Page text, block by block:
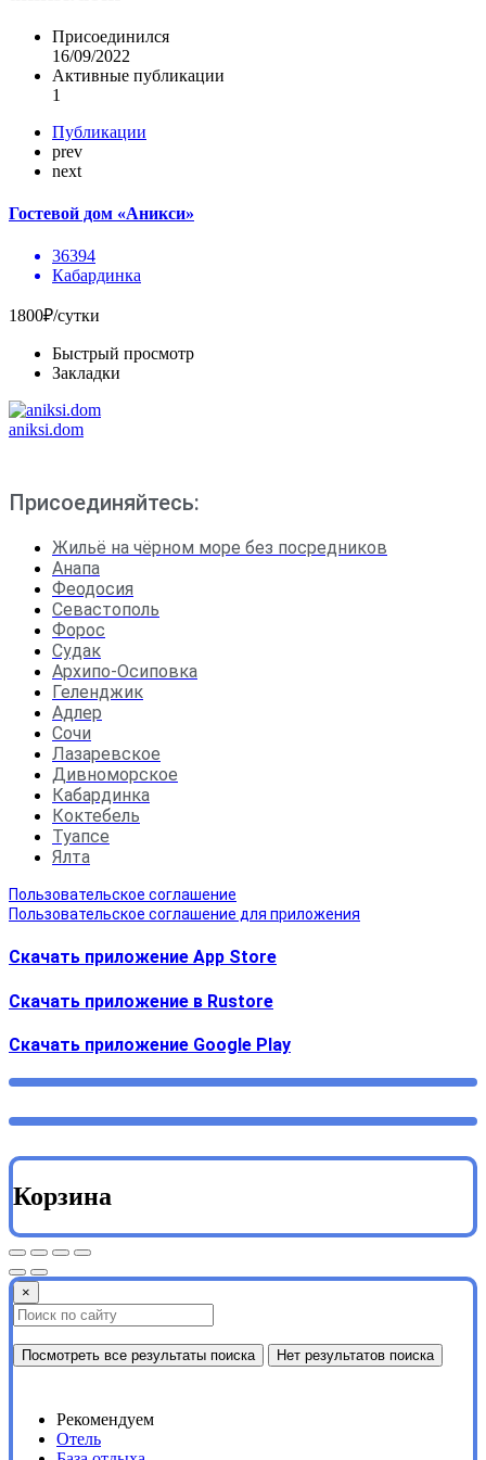
Присоединился
16/09/2022
Активные публикации
1
Публикации
prev
next
Гостевой дом «Аникси»
36394
Кабардинка
1800₽/сутки
Быстрый просмотр
Закладки
aniksi.dom
Присоединяйтесь:
Жильё на чёрном море без посредников
Анапа
Феодосия
Севастополь
Форос
Судак
Архипо-Осиповка
Геленджик
Адлер
Сочи
Лазаревское
Дивноморское
Кабардинка
Коктебель
Туапсе
Ялта
Пользовательское соглашение
Пользовательское соглашение для приложения
Скачать приложение App Store
Скачать приложение в Rustore
Cкачать приложение Google Play
Корзина
×
Посмотреть все результаты поиска Нет результатов поиска
Рекомендуем
Отель